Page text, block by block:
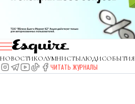
НОВОСТИКОЛУМНИСТЫЛЮДИСОБЫТИЯ
ЧИТАТЬ ЖУРНАЛЫ